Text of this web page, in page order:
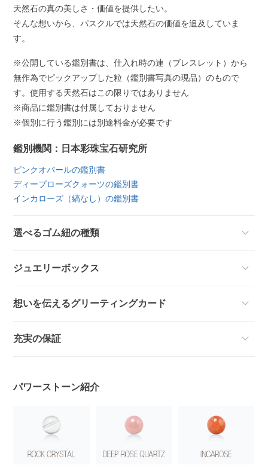
天然石の真の美しさ・価値を提供したい。
そんな想いから、パスクルでは天然石の価値を追及していま
す。
※公開している鑑別書は、仕入れ時の連（ブレスレット）から
無作為でピックアップした粒（鑑別書写真の現品）のもので
す。使用する天然石はこの限りではありません
※商品に鑑別書は付属しておりません
※個別に行う鑑別には別途料金が必要です
鑑別機関：日本彩珠宝石研究所
ピンクオパールの鑑別書
ディープローズクォーツの鑑別書
インカローズ（縞なし）の鑑別書
選べるゴム紐の種類
ジュエリーボックス
想いを伝えるグリーティングカード
充実の保証
パワーストーン紹介